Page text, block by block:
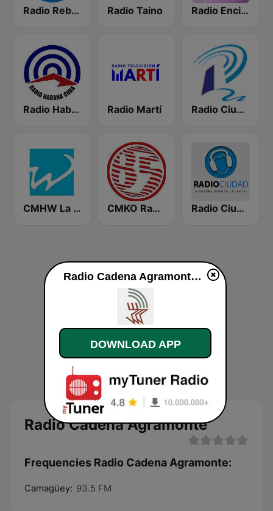
Radio Rebelde AM Radio Taino Radio Enciclopedia
Radio Habana Cuba Radio Martí Radio Ciudad del Mar
CMHW La Reina Radial del Centro CMKO Radio Angulo Radio Ciudad Habana
Radio Cadena Agramonte
Frequencies Radio Cadena Agramonte:
Camagüey: 93.5 FM
Radio Cadena Agramonte live
DOWNLOAD APP